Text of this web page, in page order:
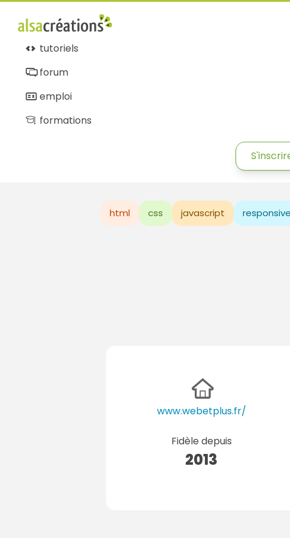
tutoriels
forum
emploi
formations
html css javascript
www.webetplus.fr/
Fidèle depuis
2013